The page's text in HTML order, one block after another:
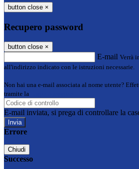
button close ×
Recupero password
button close ×
E-mail Verrà
all'indirizzo indicato con le istruzioni necessarie.
Non hai una e-mail associata al nome utente?
tramite la
E-mail inviata, si prega di controllare la
Errore
Chiudi
Successo